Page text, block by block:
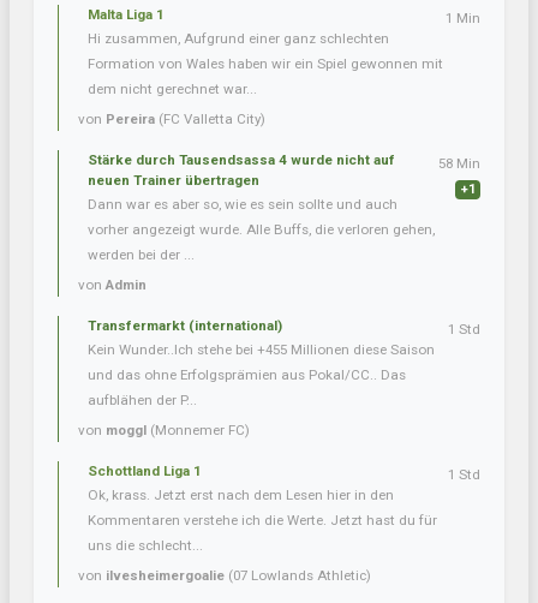
Malta Liga 1
Hi zusammen, Aufgrund einer ganz schlechten
Formation von Wales haben wir ein Spiel gewonnen mit
dem nicht gerechnet war...
von Pereira (FC Valletta City)
1 Min
Stärke durch Tausendsassa 4 wurde nicht auf
neuen Trainer übertragen
Dann war es aber so, wie es sein sollte und auch
vorher angezeigt wurde. Alle Buffs, die verloren gehen,
werden bei der ...
vonAdmin
58 Min
+1
Transfermarkt (international)
Kein Wunder..Ich stehe bei +455 Millionen diese Saison
und das ohne Erfolgsprämien aus Pokal/CC.. Das
aufblähen der P...
von moggl (Monnemer FC)
1 Std
Schottland Liga 1
Ok, krass. Jetzt erst nach dem Lesen hier in den
Kommentaren verstehe ich die Werte. Jetzt hast du für
uns die schlecht...
von ilvesheimergoalie (07 Lowlands Athletic)
1 Std